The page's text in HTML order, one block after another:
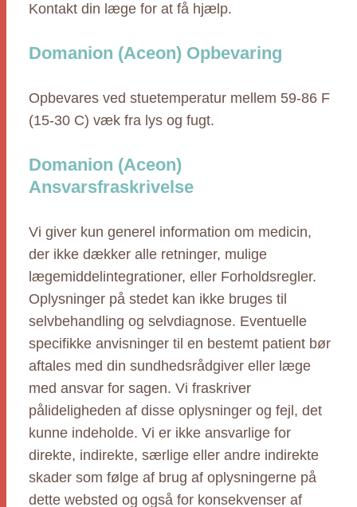
Kontakt din læge for at få hjælp.
Domanion (Aceon) Opbevaring
Opbevares ved stuetemperatur mellem 59-86 F
(15-30 C) væk fra lys og fugt.
Domanion (Aceon)
Ansvarsfraskrivelse
Vi giver kun generel information om medicin,
der ikke dækker alle retninger, mulige
lægemiddelintegrationer, eller Forholdsregler.
Oplysninger på stedet kan ikke bruges til
selvbehandling og selvdiagnose. Eventuelle
specifikke anvisninger til en bestemt patient bør
aftales med din sundhedsrådgiver eller læge
med ansvar for sagen. Vi fraskriver
pålideligheden af disse oplysninger og fejl, det
kunne indeholde. Vi er ikke ansvarlige for
direkte, indirekte, særlige eller andre indirekte
skader som følge af brug af oplysningerne på
dette websted og også for konsekvenser af